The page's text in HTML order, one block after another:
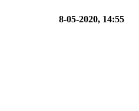
8-05-2020, 14:55